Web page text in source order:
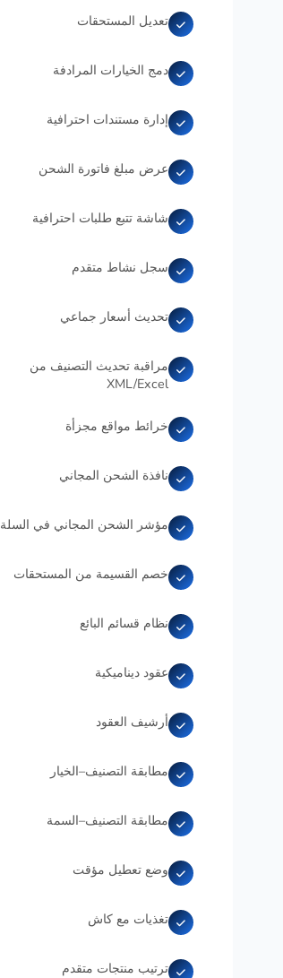
تعديل المستحقات
دمج الخيارات المرادفة
إدارة مستندات احترافية
عرض مبلغ فاتورة الشحن
شاشة تتبع طلبات احترافية
سجل نشاط متقدم
تحديث أسعار جماعي
مراقبة تحديث التصنيف من
XML/Excel
خرائط مواقع مجزأة
نافذة الشحن المجاني
مؤشر الشحن المجاني في السلة
خصم القسيمة من المستحقات
نظام قسائم البائع
عقود ديناميكية
أرشيف العقود
مطابقة التصنيف–الخيار
مطابقة التصنيف–السمة
وضع تعطيل مؤقت
تغذيات مع كاش
ترتيب منتجات متقدم